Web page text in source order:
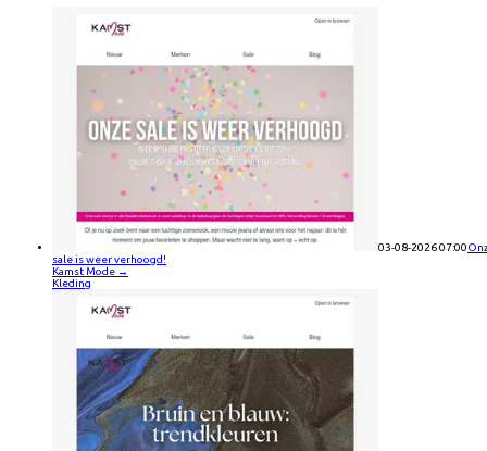
03-08-2026 07:00
sale is weer verhoogd!
Kamst Mode →
Kleding